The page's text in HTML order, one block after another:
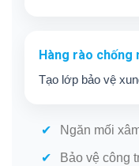
Hàng rào chống
Tạo lớp bảo vệ
Ngăn mối
Bảo vệ công